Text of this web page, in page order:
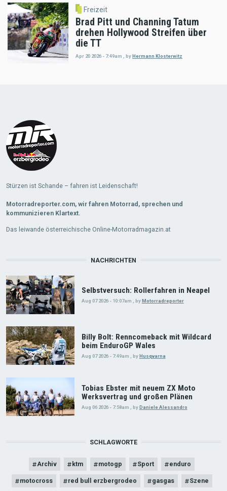
Freizeit
Brad Pitt und Channing Tatum
drehen Hollywood Streifen über
die TT
Apr 20 2026 - 7:49am byHermann Klosterwitz
Stürzen ist Schande – fahren ist Leidenschaft!
Motorradreporter.com, wir fahren Motorrad, sprechen und
kommunizieren Klartext.
Das leiwande österreichische Online-Motorradmagazin.at
NACHRICHTEN
Selbstversuch: Rollerfahren in Neapel
Aug 07 2026 - 10:07am byMotorradreporter
Billy Bolt: Renncomeback mit Wildcard
beim EnduroGP Wales
Aug 07 2026 - 7:49am , by Husqvarna
Tobias Ebster mit neuem ZX Moto
Werksvertrag und großen Plänen
Aug 06 2026 - 7:58am , byDaniele Alessandro
SCHLAGWORTE
Archiv ktm motogp Sport enduro
motocross red bull erzbergrodeo gasgas Szene